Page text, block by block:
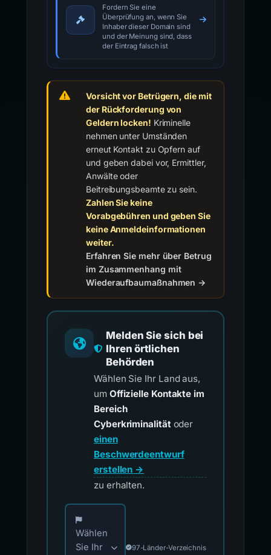
Fordern Sie eine
Überprüfung an, wenn Sie
Inhaber dieser Domain sind
und der Meinung sind, dass
der Eintrag falsch ist
Vorsicht vor Betrügern, die mit
der Rückforderung von
Geldern locken! Kriminelle
nehmen unter Umständen
erneut Kontakt zu Opfern auf
und geben dabei vor, Ermittler,
Anwälte oder
Beitreibungsbeamte zu sein.
Zahlen Sie keine
Vorabgebühren und geben Sie
keine Anmeldeinformationen
weiter.
Erfahren Sie mehr über Betrug
im Zusammenhang mit
Wiederaufbaumaßnahmen →
Melden Sie sich bei
Ihren örtlichen
Behörden
Wählen Sie Ihr Land aus,
um Offizielle Kontakte im
Bereich
Cyberkriminalitätoder
einen
Beschwerdeentwurf
erstellen →
zu erhalten.
Wählen Sie Ihr Land für offizielle
Wählen
Sie Ihr
97-Länder-Verzeichnis